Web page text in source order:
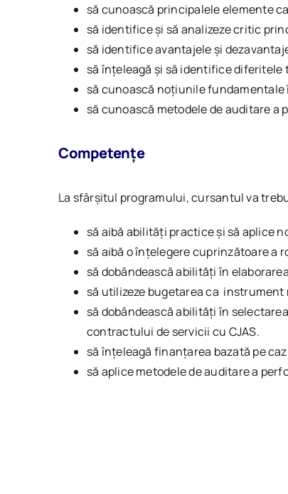
să cunoască principalele elemente
să identifice și să analizeze critic
să identifice avantajele și
să înțeleagă și să identifice
să cunoască noțiunile
să cunoască metodele de auditare
Competențe
La sfârșitul programului, cursantul va
să aibă abilități practice și să aplice
să aibă o înțelegere cuprinzătoare a
să dobândească abilități în
să utilizeze bugetarea ca
să dobândească abilități în
contractului de servicii cu CJAS.
să înțeleagă finanțarea bazată pe
să aplice metodele de auditare a